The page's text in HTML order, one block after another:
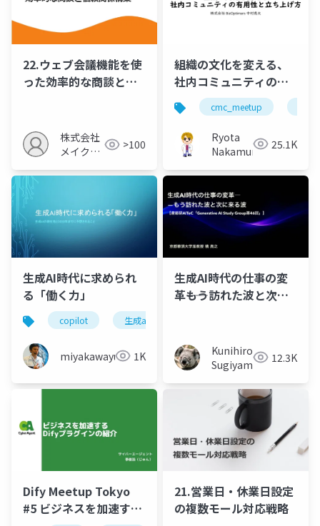
22.ウェブ会議機能を使
った効率的な商談と信
株式会社
メイクア
>100
組織の文化を変える、
社内コミュニティの有
用性と立ち上げ方
cmc_meetup
Ryota
Nakamura
25.1K
生成AI時代に求められ
る「働く力」
copilot 生成ai
miyakawayuho 1K
生成AI時代の仕事の変
革――もう訪れた波と次に
Kunihiro
Sugiyama
12.3K
Dify Meetup Tokyo
#5 ビジネスを加速する
21.営業日・休業日設定
の複数モール対応戦略